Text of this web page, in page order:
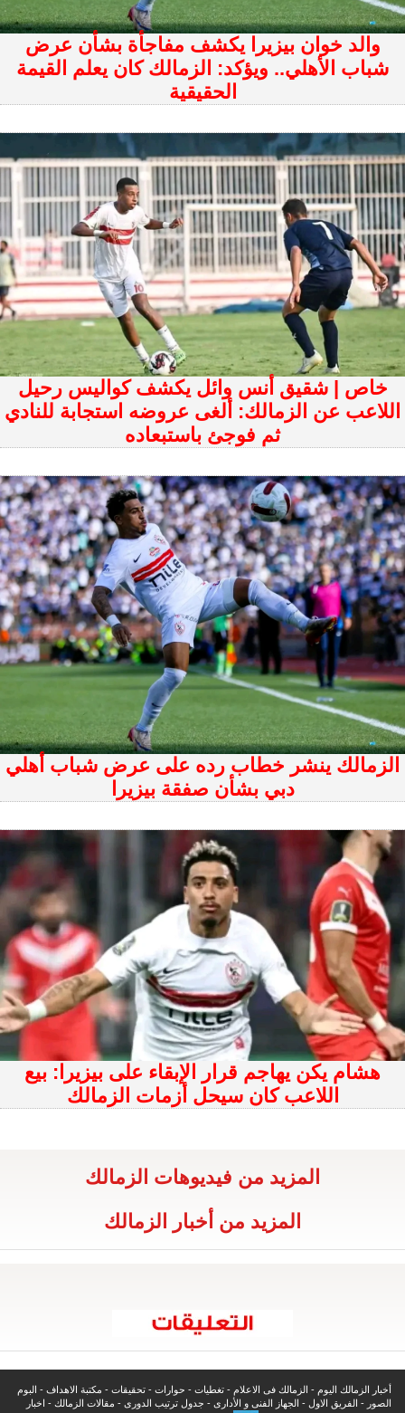
والد خوان بيزيرا يكشف مفاجأة بشأن عرض
شباب الأهلي.. ويؤكد: الزمالك كان يعلم القيمة
الحقيقية
خاص | شقيق أنس وائل يكشف كواليس رحيل
اللاعب عن الزمالك: ألغى عروضه استجابة للنادي
ثم فوجئ باستبعاده
الزمالك ينشر خطاب رده على عرض شباب أهلي
دبي بشأن صفقة بيزيرا
هشام يكن يهاجم قرار الإبقاء على بيزيرا: بيع
اللاعب كان سيحل أزمات الزمالك
المزيد من فيديوهات الزمالك
المزيد من أخبار الزمالك
أخبار الزمالك اليوم - الزمالك فى الاعلام - تغطيات - حوارات - تحقيقات - مكتبة الاهداف - البوم
الصور - الفريق الاول - الجهاز الفنى و الأدارى - جدول ترتيب الدورى - مقالات الزمالك - اخبار